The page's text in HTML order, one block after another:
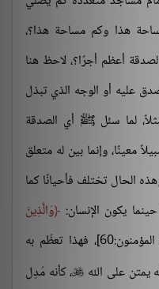
هذا وكم مساحة هذا؟،
أعظم أجرًا؟، لاحظ هنا
عليه أو الوجه الذي تبذل
لما سئل ﷺ أي الصدقة
معينًا، وإنما بين له متعلق
الحال تختلف فأحيانًا كما
يكون الإنسان: وَالَّذِينَ
[سورة المؤمنون:60]، فهذا تعظُم به
على الله ، كأنه مُدِل